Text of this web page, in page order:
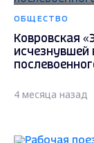
ОБЩЕСТВО
Ковровская
исчезнувшей
4 месяца назад